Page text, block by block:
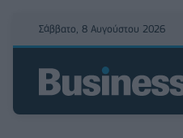
Σάββατο, 8 Αυγούστου 2026